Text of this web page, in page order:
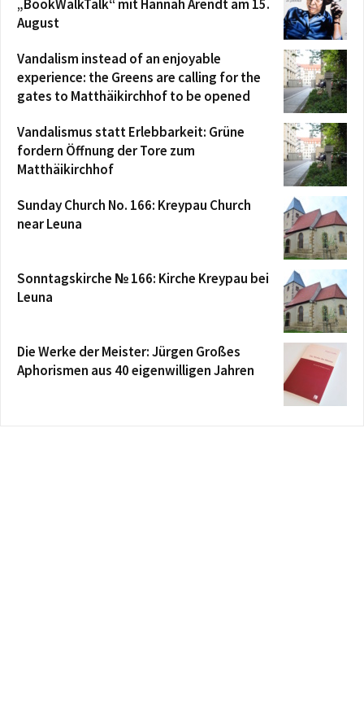
„BookWalkTalk“ mit Hannah Arendt am 15.
August
Vandalism instead of an enjoyable
experience: the Greens are calling for the
gates to Matthäikirchhof to be opened
Vandalismus statt Erlebbarkeit: Grüne
fordern Öffnung der Tore zum
Matthäikirchhof
Sunday Church No. 166: Kreypau Church
near Leuna
Sonntagskirche № 166: Kirche Kreypau bei
Leuna
Die Werke der Meister: Jürgen Großes
Aphorismen aus 40 eigenwilligen Jahren